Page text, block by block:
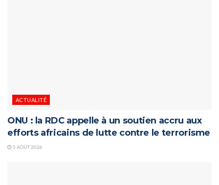
ACTUALITÉ
ONU : la RDC appelle à un soutien accru aux
efforts africains de lutte contre le terrorisme
5 AOÛT 2026